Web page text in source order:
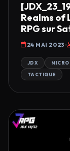
Realms of
RPG sur
24 MAI 2023
JDX
TACTIQUE